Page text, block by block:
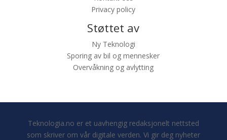
Privacy policy
Støttet av
Ny Teknologi
Sporing av bil og mennesker
Overvåkning og avlytting
Teknologia.no er et uavhengig redaksjonelt nettsted
som skriver om vår digitale verden. Vi gir deg nyheter